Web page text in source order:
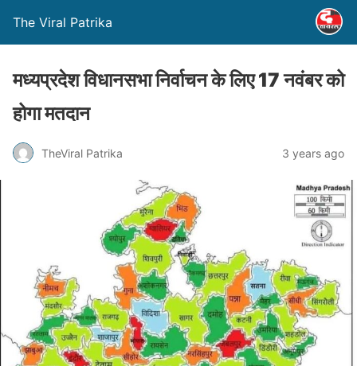
The Viral Patrika
मध्यप्रदेश विधानसभा निर्वाचन के लिए 17 नवंबर को
होगा मतदान
TheViral Patrika 3 years ago